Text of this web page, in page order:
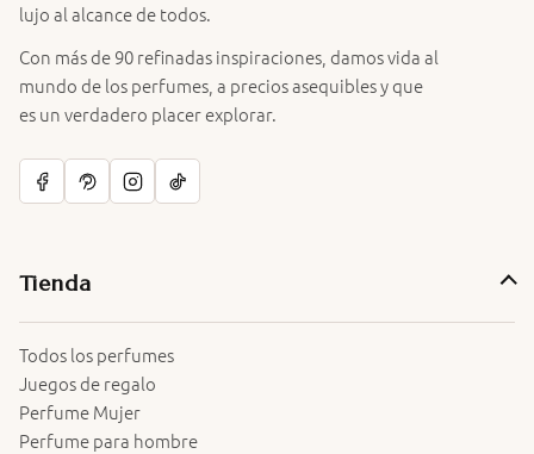
lujo al alcance de todos.
Con más de 90 refinadas inspiraciones, damos vida al
mundo de los perfumes, a precios asequibles y que
es un verdadero placer explorar.
Tienda
Todos los perfumes
Juegos de regalo
Perfume Mujer
Perfume para hombre